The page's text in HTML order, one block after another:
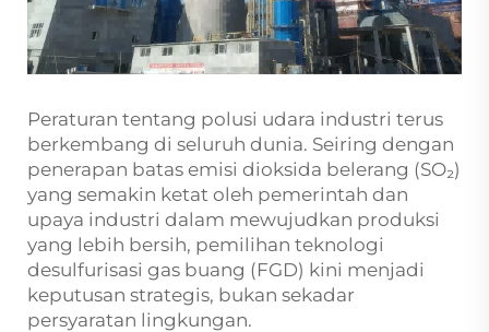
Peraturan tentang polusi udara industri terus
berkembang di seluruh dunia. Seiring dengan
penerapan batas emisi dioksida belerang (SO₂)
yang semakin ketat oleh pemerintah dan
upaya industri dalam mewujudkan produksi
yang lebih bersih, pemilihan teknologi
desulfurisasi gas buang (FGD) kini menjadi
keputusan strategis, bukan sekadar
persyaratan lingkungan.